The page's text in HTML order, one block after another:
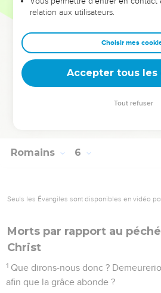
19
plusieurs ont été constitués
l'obéissance d'un seul, plusieurs
Or la loi est intervenue afin que la
où le péché abondait, la grâce a
afin que, comme le péché a régné
Romains 6
Seuls les Évangiles sont disponibles en vidéo
Morts par rapport au
Christ
1 Que dirons-nous donc ?
afin que la grâce abonde ?
relation aux utilisateurs.
Choisir mes
Accepter tous les
Tout refuser